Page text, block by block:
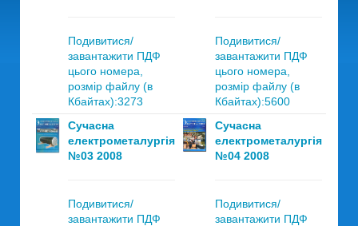
Подивитися/
завантажити ПДФ
цього номера,
розмір файлу (в
Кбайтах):3273
Подивитися/
завантажити ПДФ
цього номера,
розмір файлу (в
Кбайтах):5600
Сучасна
електрометалургія
№03 2008
Подивитися/
завантажити ПДФ
Сучасна
електрометалургія
№04 2008
Подивитися/
завантажити ПДФ